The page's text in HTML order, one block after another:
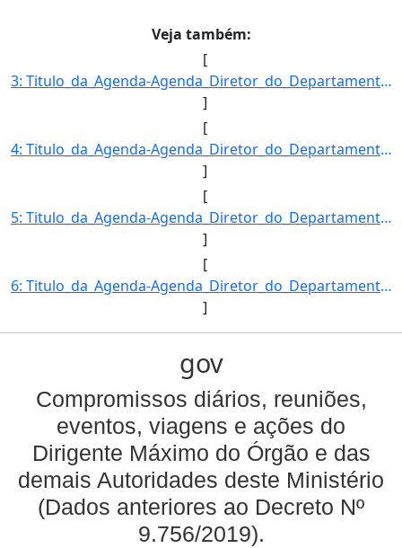
Veja também:
[
3: Titulo_da_Agenda-Agenda_Diretor_do_Departamento_de_Acesso_a_Mercados_e_Competitividade-Descricao_da_]
]
[
4: Titulo_da_Agenda-Agenda_Diretor_do_Departamento_de_Acesso_a_Mercados_e_Competitividade-Descricao_da_]
]
[
5: Titulo_da_Agenda-Agenda_Diretor_do_Departamento_de_Acesso_a_Mercados_e_Competitividade-Descricao_da_]
]
[
6: Titulo_da_Agenda-Agenda_Diretor_do_Departamento_de_Acesso_a_Mercados_e_Competitividade-Descricao_da_]
]
gov
Compromissos diários, reuniões,
eventos, viagens e ações do
Dirigente Máximo do Órgão e das
demais Autoridades deste Ministério
(Dados anteriores ao Decreto Nº
9.756/2019).